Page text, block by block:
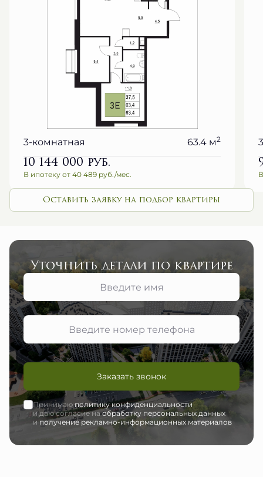
3-комнатная 63.4 м2
10 144 000руб.
В ипотеку от 40 489 руб./мес.
Оставить заявку на подбор квартиры
Уточнить детали по квартире
Заказать звонок
Принимаюполитику конфиденциальности
и даю согласие наобработку персональных данных
иполучение рекламно-информационных материалов